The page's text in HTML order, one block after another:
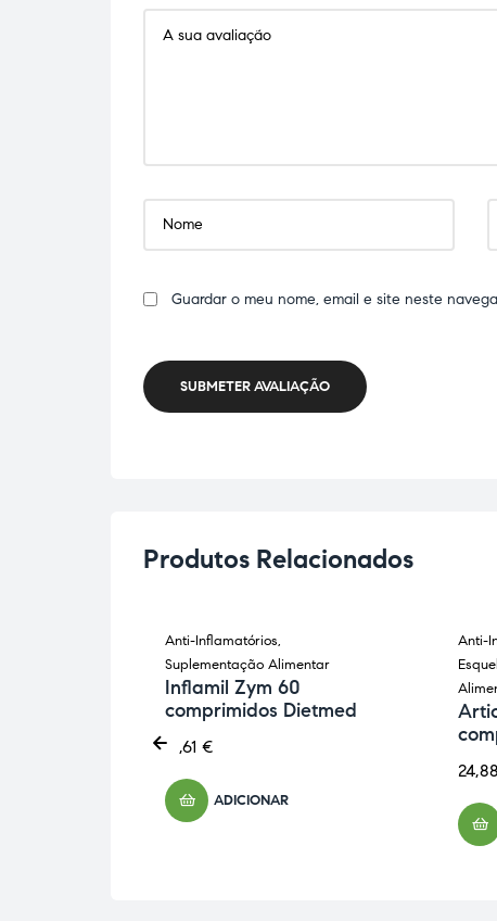
Guardar o meu nome, email e site neste
SUBMETER AVALIAÇÃO
Produtos Relacionados
Anti-Inflamatórios,
Suplementação Alimentar
Inflamil Zym 60
comprimidos Dietmed
21,61 €
ADICIONAR
Anti-
24,88